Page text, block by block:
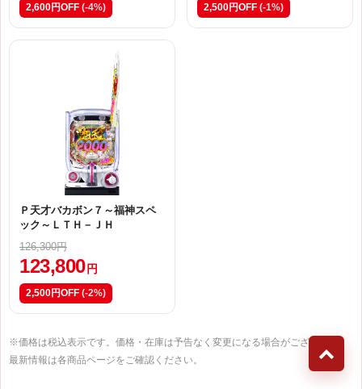
2,600円OFF (-4%) 2,500円OFF (-1%)
Ｐ天才バカボン７～福神スペ
ック～ＬＴＨ－ＪＨ
126,300円
123,800 円
2,500円OFF (-2%)
※価格は税込表示です。価格・在庫は予告なく変更になる場合がございます。
最新情報は各商品ページをご確認ください。